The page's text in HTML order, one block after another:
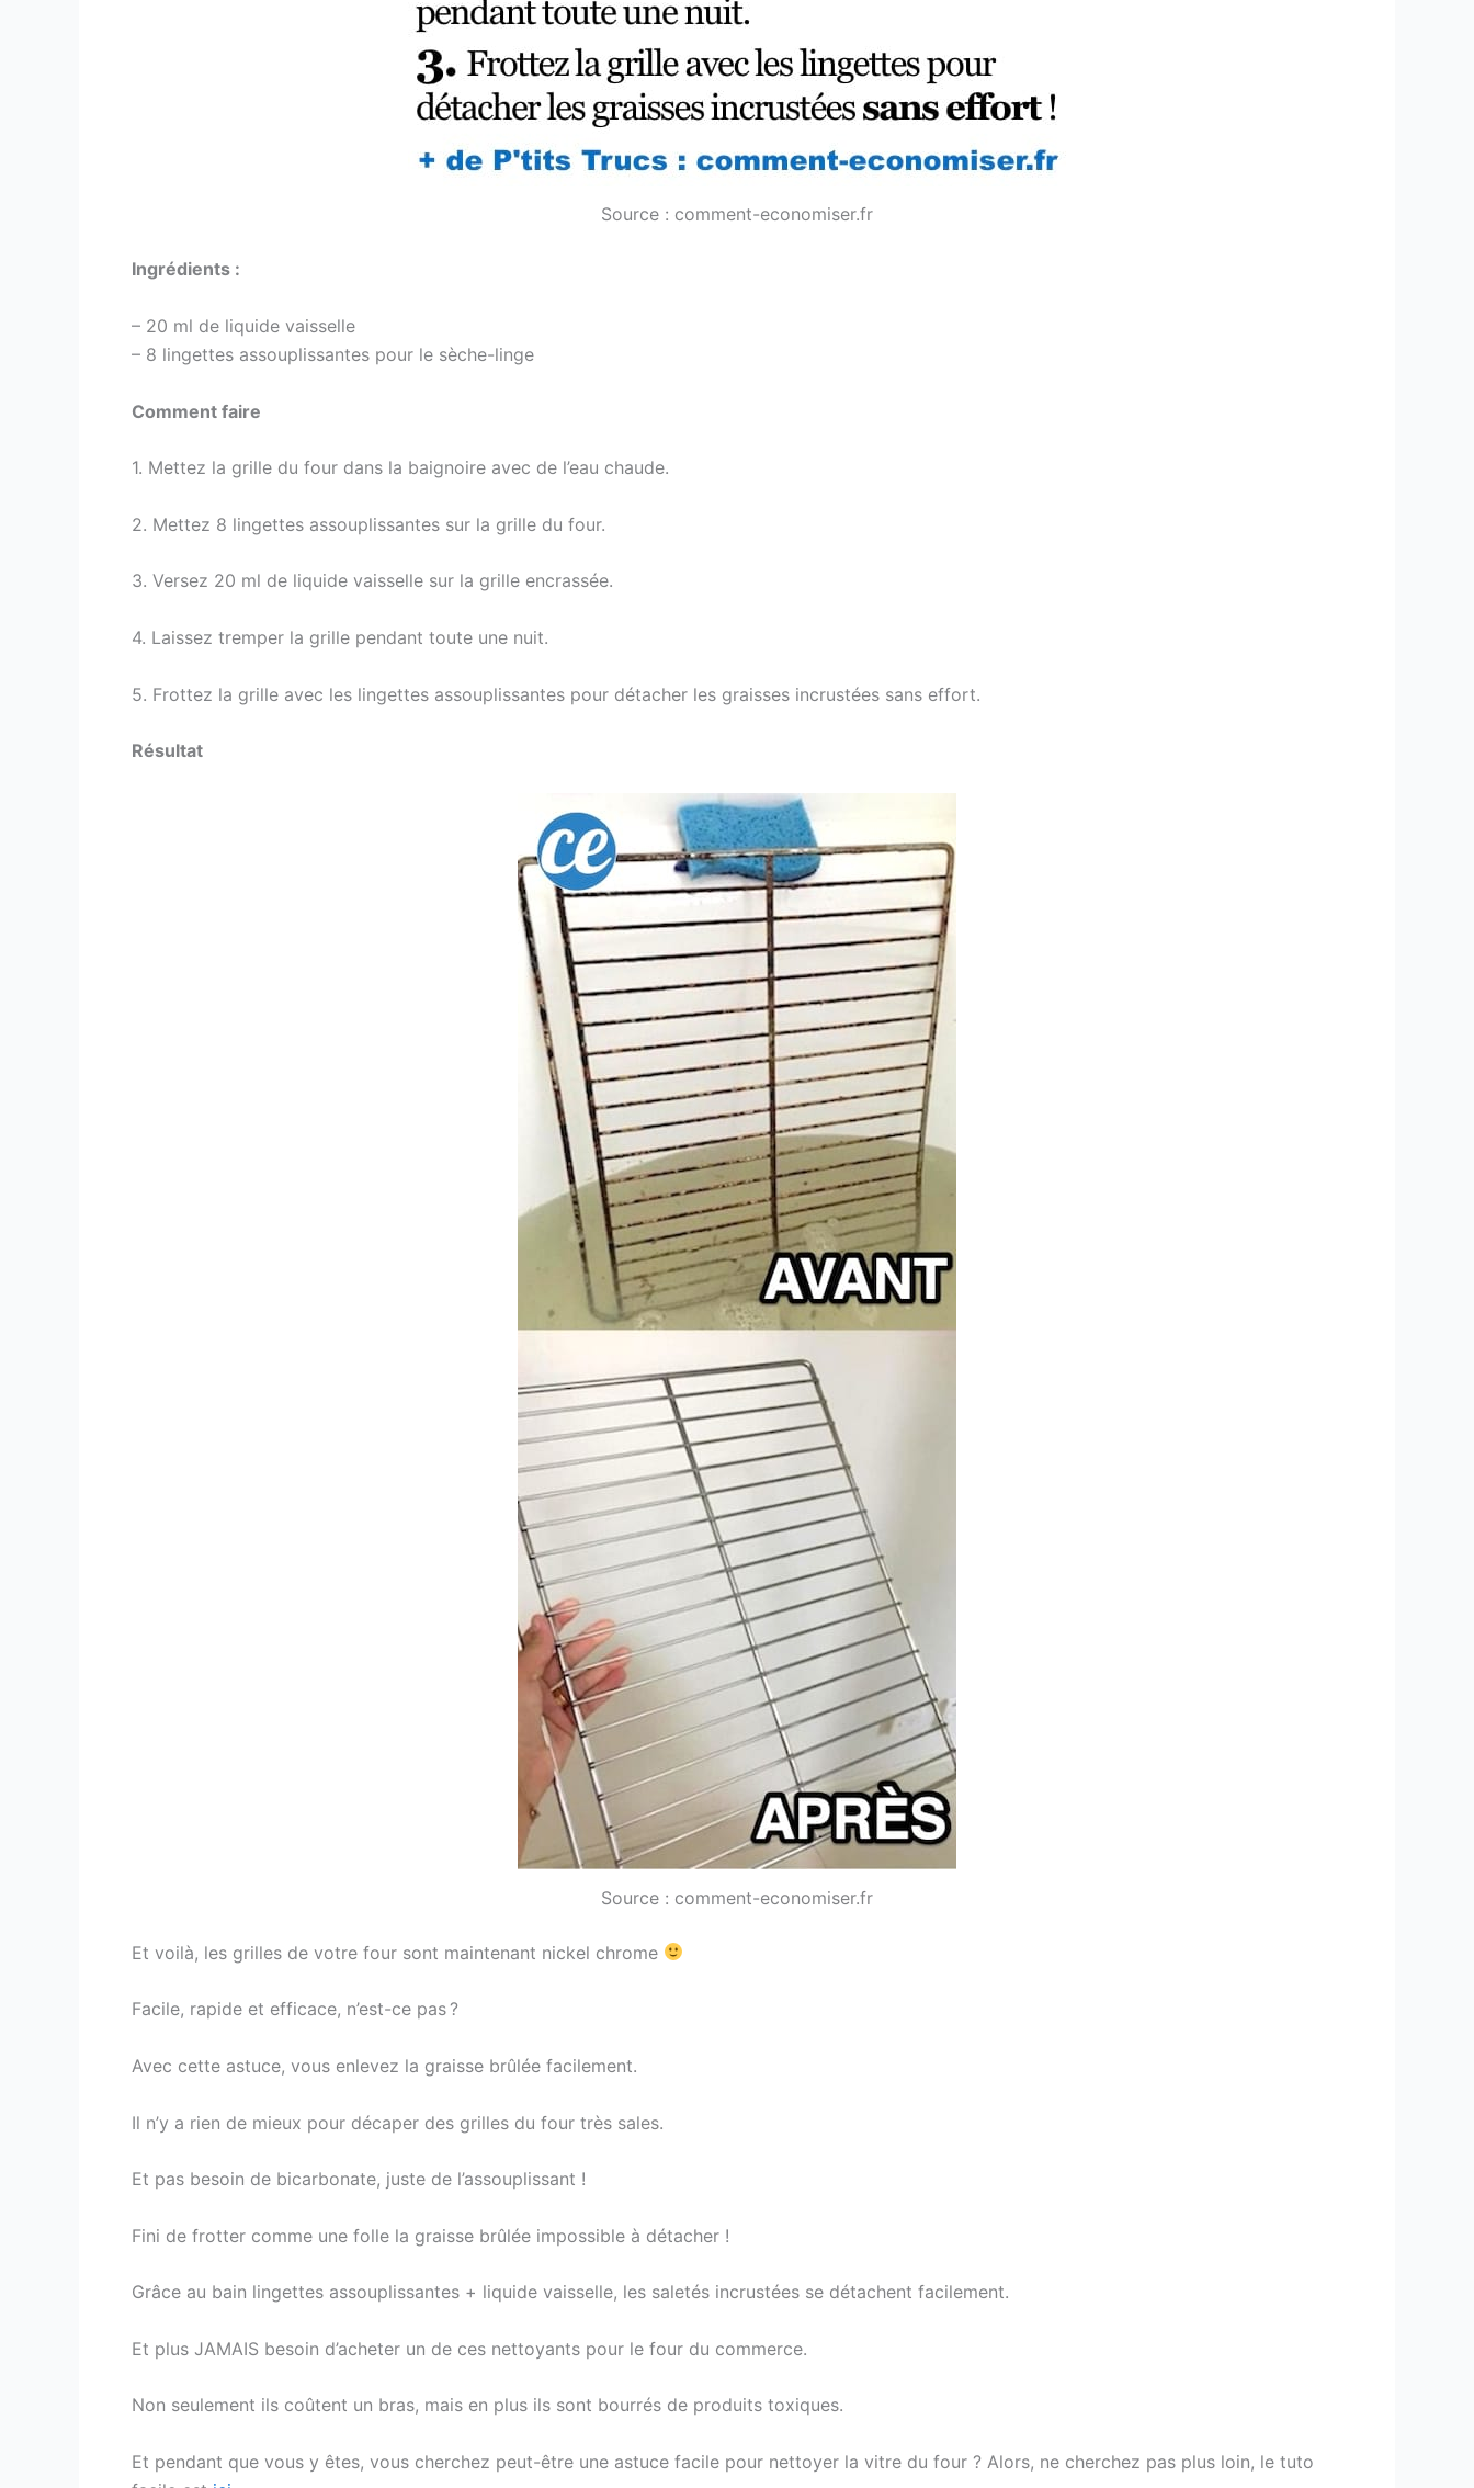
Source : comment-economiser.fr
Ingrédients :
– 20 ml de liquide vaisselle
– 8 lingettes assouplissantes pour le sèche-linge
Comment faire
1. Mettez la grille du four dans la baignoire avec de l’eau chaude.
2. Mettez 8 lingettes assouplissantes sur la grille du four.
3. Versez 20 ml de liquide vaisselle sur la grille encrassée.
4. Laissez tremper la grille pendant toute une nuit.
5. Frottez la grille avec les lingettes assouplissantes pour détacher les graisses incrustées sans effort.
Résultat
Source : comment-economiser.fr
Et voilà, les grilles de votre four sont maintenant nickel chrome
Facile, rapide et efficace, n’est-ce pas ?
Avec cette astuce, vous enlevez la graisse brûlée facilement.
Il n’y a rien de mieux pour décaper des grilles du four très sales.
Et pas besoin de bicarbonate, juste de l’assouplissant !
Fini de frotter comme une folle la graisse brûlée impossible à détacher !
Grâce au bain lingettes assouplissantes + liquide vaisselle, les saletés incrustées se détachent facilement.
Et plus JAMAIS besoin d’acheter un de ces nettoyants pour le four du commerce.
Non seulement ils coûtent un bras, mais en plus ils sont bourrés de produits toxiques.
Et pendant que vous y êtes, vous cherchez peut-être une astuce facile pour nettoyer la vitre du four ? Alors, ne cherchez pas plus loin, le tuto